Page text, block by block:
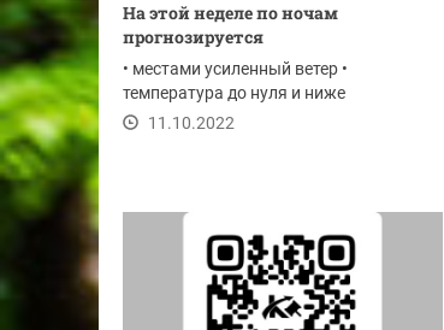
На этой неделе по ночам
прогнозируется
• местами усиленный ветер •
температура до нуля и ниже
11.10.2022